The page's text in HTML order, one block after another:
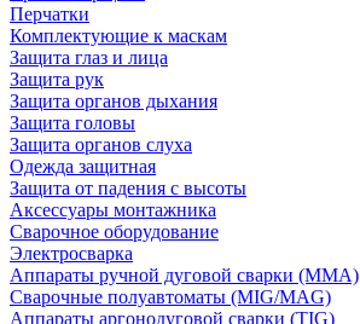
Перчатки
Комплектующие к маскам
Защита глаз и лица
Защита рук
Защита органов дыхания
Защита головы
Защита органов слуха
Одежда защитная
Защита от падения с высоты
Аксессуары монтажника
Сварочное оборудование
Электросварка
Аппараты ручной дуговой сварки (MMA)
Сварочные полуавтоматы (MIG/MAG)
Аппараты аргонодуговой сварки (TIG)